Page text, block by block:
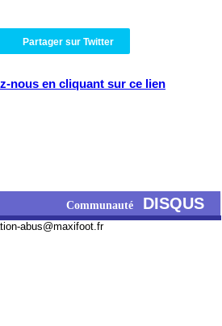
Partager sur Twitter
nous en cliquant sur ce lien
Communauté DISQUS
abus@maxifoot.fr